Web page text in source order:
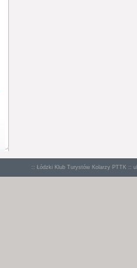
:: Łódzki Klub Turystów Kolarzy PTTK ::